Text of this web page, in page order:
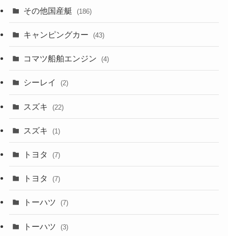
その他国産艇 (186)
キャンピングカー (43)
コマツ船舶エンジン (4)
シーレイ (2)
スズキ (22)
スズキ (1)
トヨタ (7)
トヨタ (7)
トーハツ (7)
トーハツ (3)